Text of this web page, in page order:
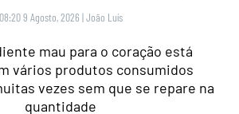
08:20 9 Agosto, 2026 |João Luís
mau para o coração está
vários produtos consumidos
vezes sem que se repare na
quantidade